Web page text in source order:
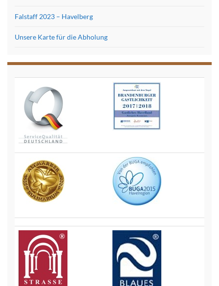
Falstaff 2023 – Havelberg
Unsere Karte für die Abholung